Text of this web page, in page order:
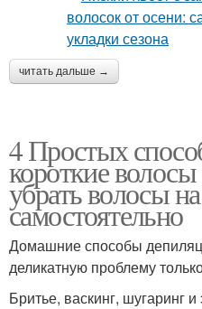
читать дальше →
4 Простых
короткие
убрать волосы
самостоятельно
Домашние способы
деликатную проблему
Бритье, васкинг, шугаринг